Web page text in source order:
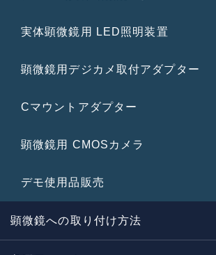
実体顕微鏡用 LED照明装置
顕微鏡用デジカメ取付アダプター
Cマウントアダプター
顕微鏡用 CMOSカメラ
デモ使用品販売
顕微鏡への取り付け方法